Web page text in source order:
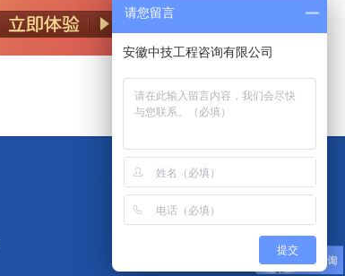
请您留言
安徽中技工程咨询有限公司
提交